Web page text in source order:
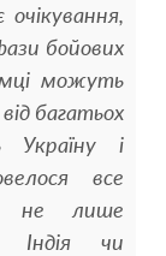
бойових
можуть
багатьох
Україну і
все
не лише
Індія чи